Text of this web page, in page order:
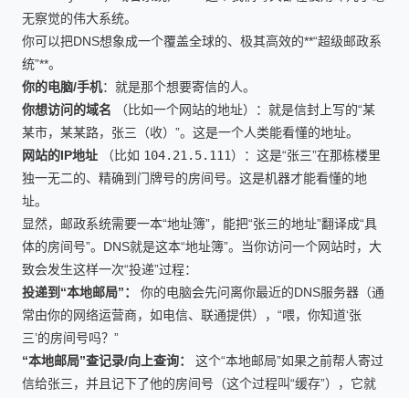
无察觉的伟大系统。
你可以把DNS想象成一个覆盖全球的、极其高效的**“超级邮政系
统”**。
你的电脑/手机：就是那个想要寄信的人。
你想访问的域名 （比如一个网站的地址）：就是信封上写的“某
某市，某某路，张三（收）”。这是一个人类能看懂的地址。
网站的IP地址 （比如 104.21.5.111）：这是“张三”在那栋楼里
独一无二的、精确到门牌号的房间号。这是机器才能看懂的地
址。
显然，邮政系统需要一本“地址簿”，能把“张三的地址”翻译成“具
体的房间号”。DNS就是这本“地址簿”。当你访问一个网站时，大
致会发生这样一次“投递”过程：
投递到“本地邮局”：
你的电脑会先问离你最近的DNS服务器（通
常由你的网络运营商，如电信、联通提供），“喂，你知道‘张
三’的房间号吗？”
“本地邮局”查记录/向上查询：
这个“本地邮局”如果之前帮人寄过
信给张三，并且记下了他的房间号（这个过程叫“缓存”），它就